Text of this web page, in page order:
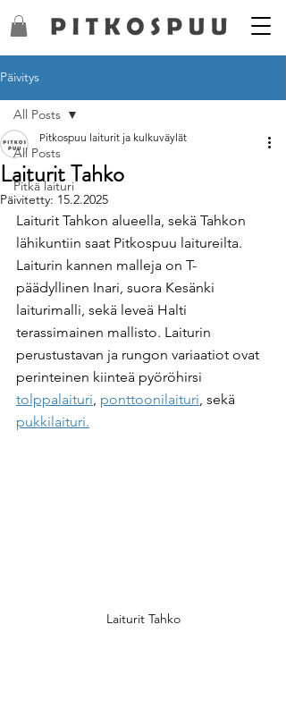
Päivitys
All Posts
Pitkä laituri
All Posts
Laiturit Tahko
Pitkospuu laiturit ja kulkuväylät
Päivitetty: 15.2.2025
Laiturit Tahkon alueella, sekä Tahkon
lähikuntiin saat Pitkospuu laitureilta.
Laiturin kannen malleja on T-
päädyllinen Inari, suora Kesänki
laiturimalli, sekä leveä Halti
terassimainen mallisto. Laiturin
perustustavan ja rungon variaatiot ovat
perinteinen kiinteä pyöröhirsi
tolppalaituri, ponttoonilaituri, sekä
pukkilaituri.
Laiturit Tahko